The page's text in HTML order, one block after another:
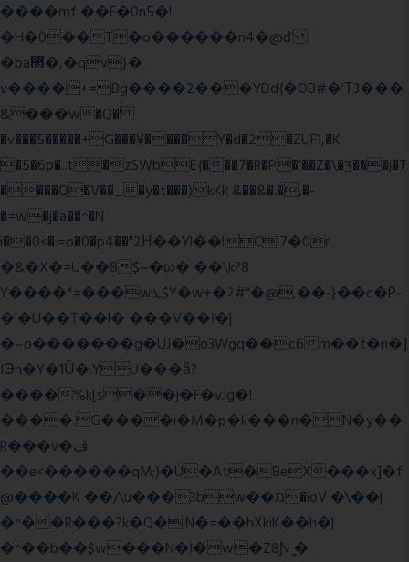
����mf ��F�0n5�!
�H�0��T�o������n4�@ď
�ba޲�,�qv}�
v����+=Bg����2���YDd{�OB#�'Τ3���
&���w�Q�
�v���5�����+G���¥����Y�d�2�ZUF1,�K
�5�6p�..t�zSWbE{���7�R�P�'��Z�\�ʒ���j�T
����Q�V��_�y�t���)kKk &��&�.�,�-
�=w�j�a��^�N
i��0<�:=o�0�p4��"2Η��Yl��lC!7�0r
�&�X�=U��8$~�ω� ��\k?8
Y����*=���wܛ$Y�w+�2#"�@,��-}��c�P-
�'�U��T��l� ���V��ľ�|
�~o�������g�UJ�o3Wgq��c6 m��t�n�]
IЭh�Y�1Ȕ�:YU���ǟ?
����%k[s��j�F�vJg�!
����.G����i�M�p�k���n�N�y��
R���v�ڤ
��e<������qM;)�U�At�8eX���x]�f
@����K ��/\u���3bw��מ�ioV �\��|
�^��R���?k�Q�:N�=��hXkiK��h�|
�^��b��$w���N�I�w�Z8Ɲ ͚�